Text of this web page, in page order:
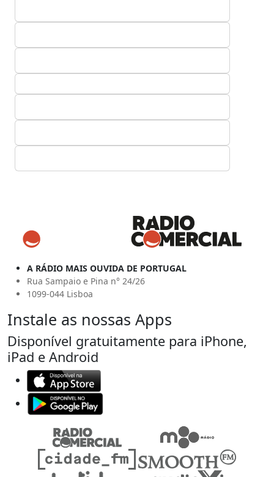
A RÁDIO MAIS OUVIDA DE PORTUGAL
Rua Sampaio e Pina n° 24/26
1099-044 Lisboa
Instale as nossas Apps
Disponível gratuitamente para iPhone,
iPad e Android